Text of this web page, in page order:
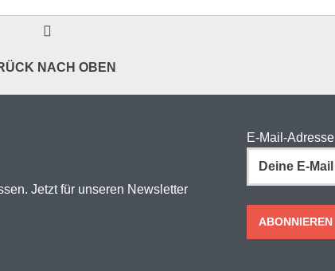
NACH OBEN
Jetzt für unseren Newsletter
E-Mail-Adresse